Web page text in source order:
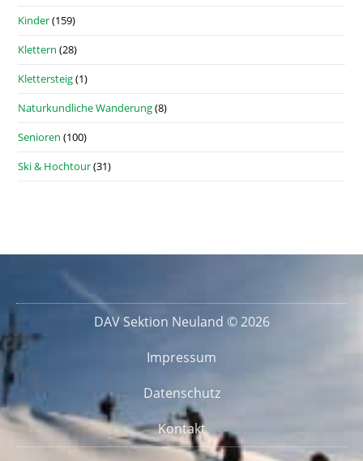
Kinder(159)
Klettern (28)
Klettersteig(1)
Naturkundliche Wanderung(8)
Senioren (100)
Ski & Hochtour(31)
DAV Sektion Neuland © 2026
Impressum
Datenschutz
Kontakt